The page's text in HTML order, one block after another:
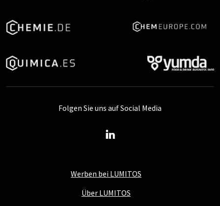
Werben bei LUMITOS
Über LUMITOS
Folgen Sie uns auf Social Media